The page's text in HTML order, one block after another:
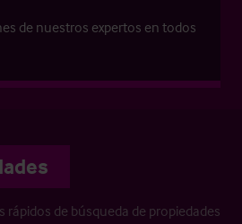
de nuestros expertos en todos
de búsqueda de propiedades